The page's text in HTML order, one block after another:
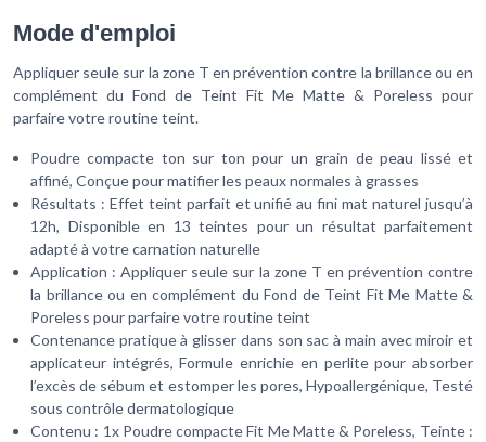
Mode d'emploi
Appliquer seule sur la zone T en prévention contre la brillance ou en
complément du Fond de Teint Fit Me Matte & Poreless pour
parfaire votre routine teint.
Poudre compacte ton sur ton pour un grain de peau lissé et
affiné, Conçue pour matifier les peaux normales à grasses
Résultats : Effet teint parfait et unifié au fini mat naturel jusqu’à
12h, Disponible en 13 teintes pour un résultat parfaitement
adapté à votre carnation naturelle
Application : Appliquer seule sur la zone T en prévention contre
la brillance ou en complément du Fond de Teint Fit Me Matte &
Poreless pour parfaire votre routine teint
Contenance pratique à glisser dans son sac à main avec miroir et
applicateur intégrés, Formule enrichie en perlite pour absorber
l’excès de sébum et estomper les pores, Hypoallergénique, Testé
sous contrôle dermatologique
Contenu : 1x Poudre compacte Fit Me Matte & Poreless, Teinte :